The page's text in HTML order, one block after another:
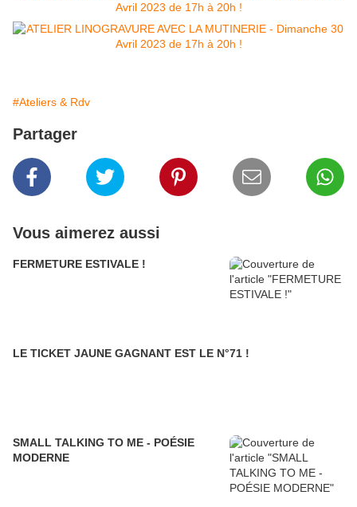
#Ateliers & Rdv
Partager
Vous aimerez aussi
FERMETURE ESTIVALE !
LE TICKET JAUNE GAGNANT EST LE N°71 !
SMALL TALKING TO ME - POÉSIE
MODERNE